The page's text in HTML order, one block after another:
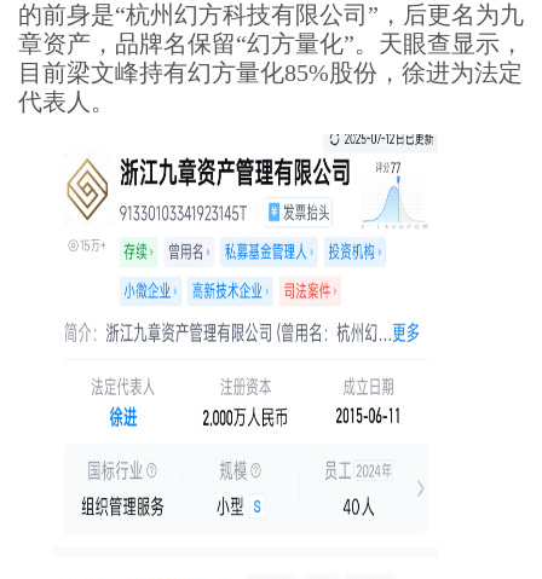
的前身是“杭州幻方科技有限公司”，后更名为九
章资产，品牌名保留“幻方量化”。天眼查显示，
目前梁文峰持有幻方量化85%股份，徐进为法定
代表人。